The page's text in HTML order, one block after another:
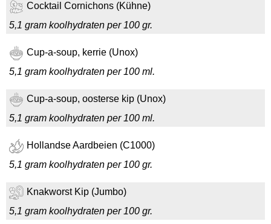
Cocktail Cornichons (Kühne)
5,1 gram koolhydraten per 100 gr.
Cup-a-soup, kerrie (Unox)
5,1 gram koolhydraten per 100 ml.
Cup-a-soup, oosterse kip (Unox)
5,1 gram koolhydraten per 100 ml.
Hollandse Aardbeien (C1000)
5,1 gram koolhydraten per 100 gr.
Knakworst Kip (Jumbo)
5,1 gram koolhydraten per 100 gr.